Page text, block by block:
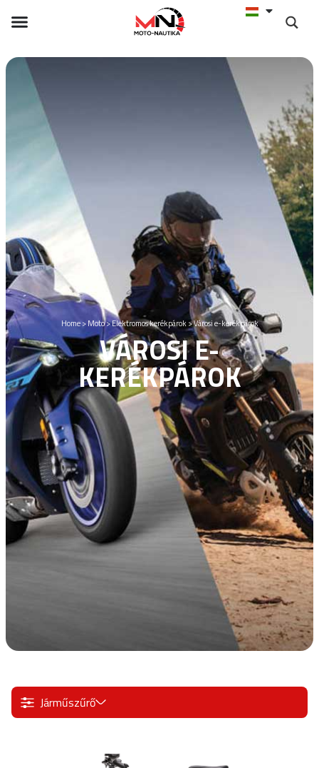
Home>Moto>Elektromos kerékpárok>Városi e-kerékpárok
VÁROSI E-
KERÉKPÁROK
Járműszűrő